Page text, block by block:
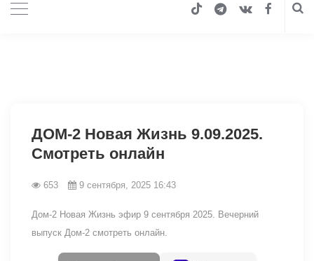
ДОМ-2 Новая Жизнь 9.09.2025.
Смотреть онлайн
653 9 сентября, 2025 16:43
Дом-2 Новая Жизнь эфир 9 сентября 2025. Вечерний
выпуск Дом-2 смотреть онлайн.